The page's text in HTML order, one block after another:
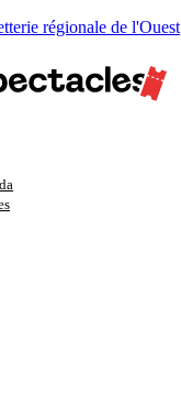
régionale de l'Ouest